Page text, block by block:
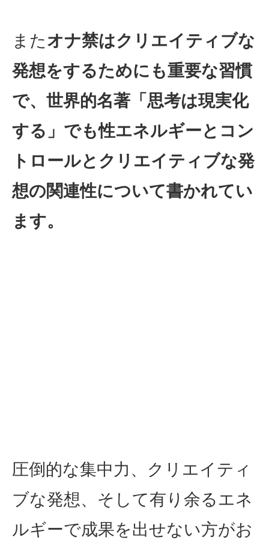
またオナ禁はクリエイティブな
発想をするためにも重要な習慣
で、世界的名著「思考は現実化
する」でも性エネルギーとコン
トロールとクリエイティブな発
想の関連性について書かれてい
ます。
圧倒的な集中力、クリエイティ
ブな発想、そして有り余るエネ
ルギーで成果を出せない方がお